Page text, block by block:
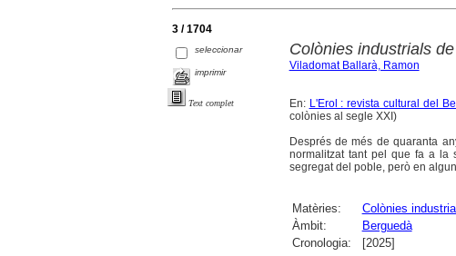
3 / 1704
seleccionar
imprimir
Text complet
Colònies industrials
Viladomat Ballarà, Ramon
En: L'Erol : revista cultural del
colònies al segle XXI)
Després de més de quaranta
normalitzat tant pel que fa a la
segregat del poble, però en
Matèries:
Colònies
Àmbit:
Berguedà
Cronologia:
[2025]